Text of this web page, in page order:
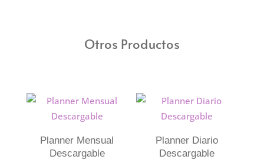
Otros Productos
Planner Mensual
Descargable
Planner Diario
Descargable